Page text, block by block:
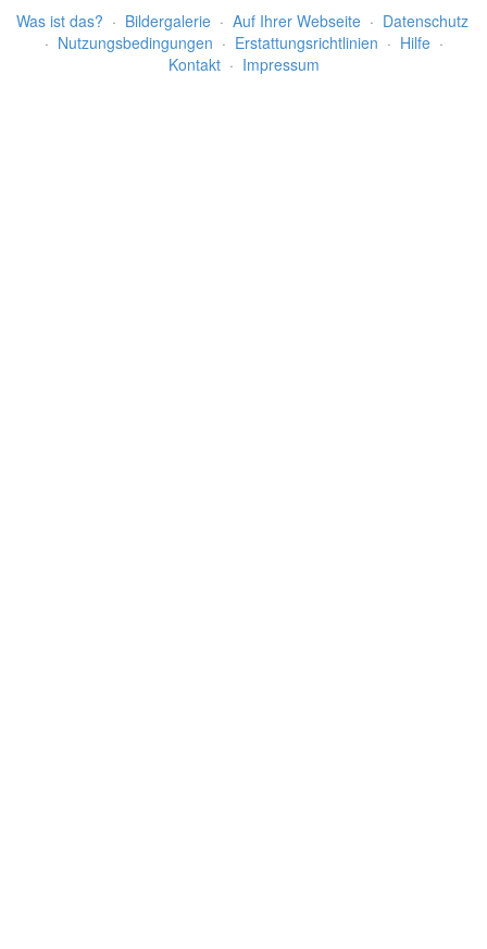
Was ist das? · Bildergalerie · Auf Ihrer Webseite · Datenschutz
· Nutzungsbedingungen · Erstattungsrichtlinien · Hilfe ·
Kontakt · Impressum